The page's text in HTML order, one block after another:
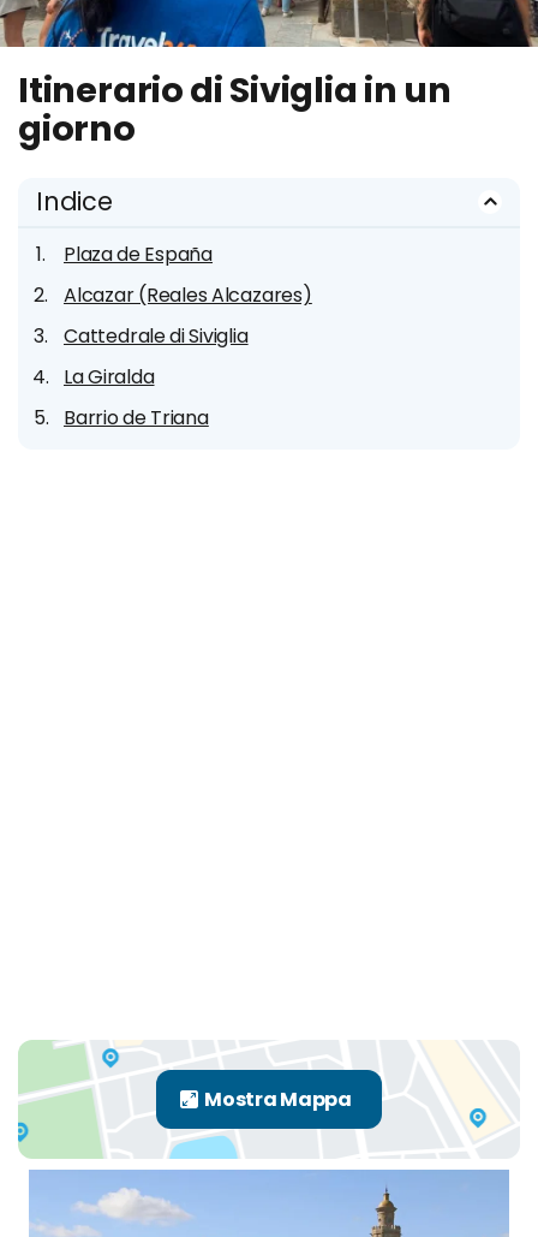
Itinerario di Siviglia in un
giorno
Indice
Plaza de España
Alcazar (Reales Alcazares)
Cattedrale di Siviglia
La Giralda
Barrio de Triana